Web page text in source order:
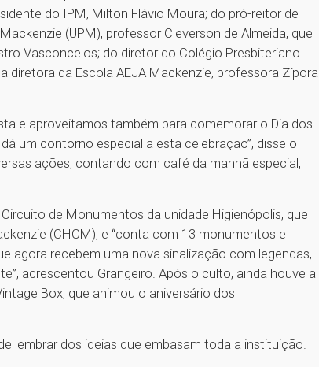
do IPM, Milton Flávio Moura; do pró-reitor de
(UPM), professor Cleverson de Almeida, que
Vasconcelos; do diretor do Colégio Presbiteriano
diretora da Escola AEJA Mackenzie, professora Zípora
e aproveitamos também para comemorar o Dia dos
um contorno especial a esta celebração”, disse o
ações, contando com café da manhã especial,
de Monumentos da unidade Higienópolis, que
(CHCM), e “conta com 13 monumentos e
agora recebem uma nova sinalização com legendas,
acrescentou Grangeiro. Após o culto, ainda houve a
Box, que animou o aniversário dos
lembrar dos ideias que embasam toda a instituição.